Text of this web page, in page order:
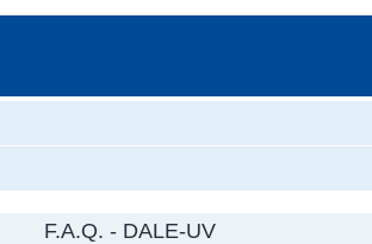
F.A.Q. - DALE-UV